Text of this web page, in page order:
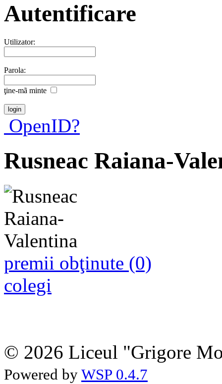
Autentificare
Utilizator:
Parola:
ţine-mã minte
OpenID?
Rusneac Raiana-
premii obţinute (0)
colegi
© 2026 Liceul "Grigore
Powered by WSP 0.4.7